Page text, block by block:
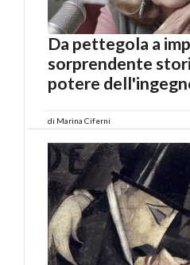
Da pettegola a
sorprendente
potere
di Marina Ciferni